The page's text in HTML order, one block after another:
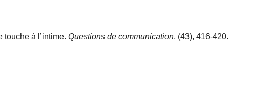
touche à l’intime. Questions de communication, (43), 416-420.